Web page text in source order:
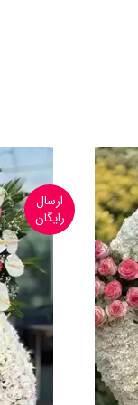
ارسال
رایگان